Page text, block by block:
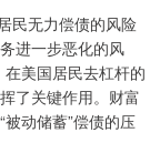
民无力偿债的风险
进一步恶化的风
美国居民去杠杆的
了关键作用。财富
动储蓄”偿债的压